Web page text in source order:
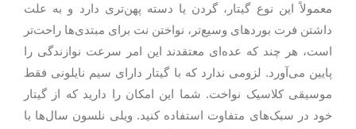
معمولاً این نوع گیتار، گردن یا دسته پهن‌تری دارد و به علت
داشتن فرت بوردهای وسیع‌تر، نواختن نت برای مبتدی‌ها راحت‌تر
است، هر چند که عده‌ای معتقدند این امر سرعت نوازندگی را
پایین می‌آورد. لزومی ندارد که با گیتار دارای سیم نایلونی فقط
موسیقی کلاسیک نواخت. شما این امکان را دارید که از گیتار
خود در سبک‌های متفاوت استفاده کنید. ویلی نلسون سال‌ها با